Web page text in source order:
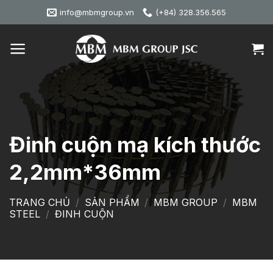
to
info@mbmgroup.vn (+84) 328.356.565
Đinh cuộn mạ kích thước
2,2mm*36mm
TRANG CHỦ / SẢN PHẨM / MBM GROUP / MBM
STEEL / ĐINH CUỘN